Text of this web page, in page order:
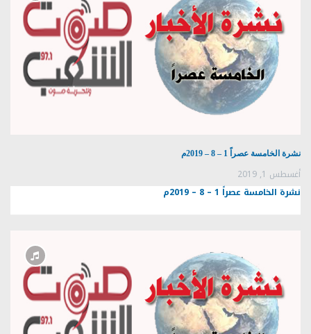
نشرة الخامسة عصراً 1 – 8 – 2019م
أغسطس 1, 2019
نشرة الخامسة عصراً 1 – 8 – 2019م